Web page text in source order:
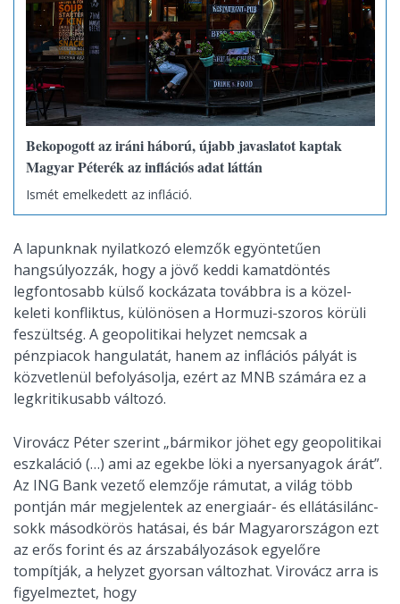
Bekopogott az iráni háború, újabb javaslatot kaptak
Magyar Péterék az inflációs adat láttán
Ismét emelkedett az infláció.
A lapunknak nyilatkozó elemzők egyöntetűen
hangsúlyozzák, hogy a jövő keddi kamatdöntés
legfontosabb külső kockázata továbbra is a közel-
keleti konfliktus, különösen a Hormuzi-szoros körüli
feszültség. A geopolitikai helyzet nemcsak a
pénzpiacok hangulatát, hanem az inflációs pályát is
közvetlenül befolyásolja, ezért az MNB számára ez a
legkritikusabb változó.
Virovácz Péter szerint „bármikor jöhet egy geopolitikai
eszkaláció (…) ami az egekbe löki a nyersanyagok árát”.
Az ING Bank vezető elemzője rámutat, a világ több
pontján már megjelentek az energiaár- és ellátásilánc-
sokk másodkörös hatásai, és bár Magyarországon ezt
az erős forint és az árszabályozások egyelőre
tompítják, a helyzet gyorsan változhat. Virovácz arra is
figyelmeztet, hogy